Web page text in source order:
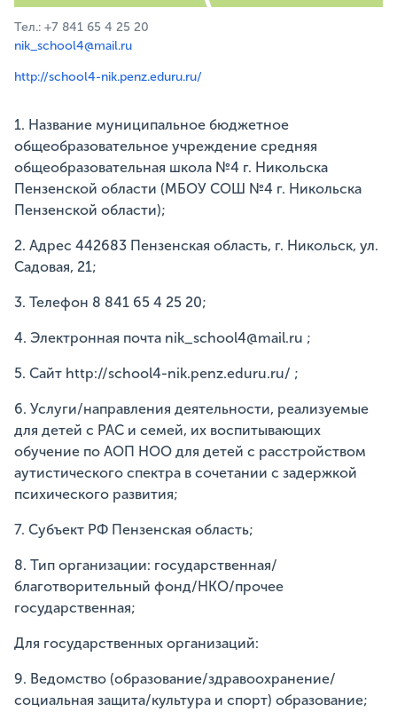
Тел.: +7 841 65 4 25 20
nik_school4@mail.ru
http://school4-nik.penz.eduru.ru/
1. Название муниципальное бюджетное
общеобразовательное учреждение средняя
общеобразовательная школа №4 г. Никольска
Пензенской области (МБОУ СОШ №4 г. Никольска
Пензенской области);
2. Адрес 442683 Пензенская область, г. Никольск, ул.
Садовая, 21;
3. Телефон 8 841 65 4 25 20;
4. Электронная почта nik_school4@mail.ru ;
5. Сайт http://school4-nik.penz.eduru.ru/ ;
6. Услуги/направления деятельности, реализуемые
для детей с РАС и семей, их воспитывающих
обучение по АОП НОО для детей с расстройством
аутистического спектра в сочетании с задержкой
психического развития;
7. Субъект РФ Пензенская область;
8. Тип организации: государственная/
благотворительный фонд/НКО/прочее
государственная;
Для государственных организаций:
9. Ведомство (образование/здравоохранение/
социальная защита/культура и спорт) образование;